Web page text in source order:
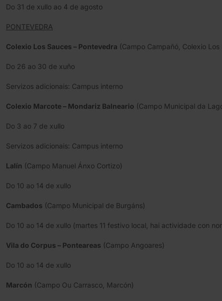
Do 31 de xullo ao 4 de agosto
PONTEVEDRA
Colexio Los Sauces – Pontevedra (Campo Campañó, Colexio
Do 26 ao 30 de xuño
Servizos adicionais: Campus interno
Colexio Marcote – Mondariz Balneario (Campo Municipal da
Do 3 ao 7 de xullo
Servizos adicionais: Campus interno
Lalín (Campo Manuel Ánxo Cortizo)
Do 10 ao 14 de xullo
Cambados (Campo Municipal de Burgáns)
Do 10 ao 14 de xullo (martes 11 festivo local, hai actividade con
Vila do Corpus – Ponteareas (Campo Angoares)
Do 10 ao 14 de xullo
Marcón (Campo Ou Carrasco, Marcón)